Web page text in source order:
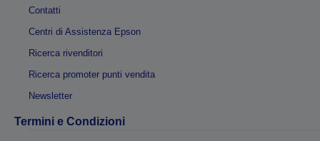
Contatti
Centri di Assistenza Epson
Ricerca rivenditori
Ricerca promoter punti vendita
Newsletter
Termini e Condizioni